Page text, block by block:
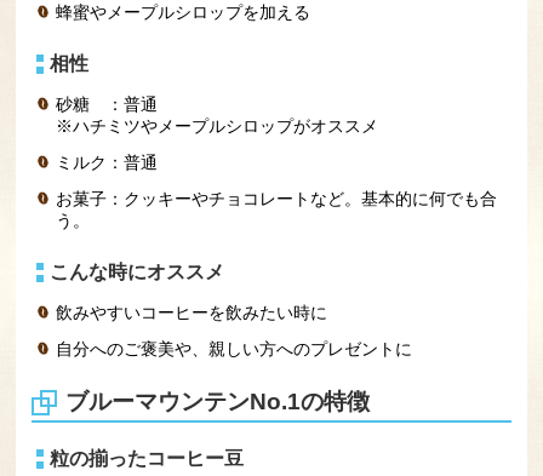
蜂蜜やメープルシロップを加える
相性
砂糖 ：普通
※ハチミツやメープルシロップがオススメ
ミルク：普通
お菓子：クッキーやチョコレートなど。基本的に何でも合
う。
こんな時にオススメ
飲みやすいコーヒーを飲みたい時に
自分へのご褒美や、親しい方へのプレゼントに
ブルーマウンテンNo.1の特徴
粒の揃ったコーヒー豆